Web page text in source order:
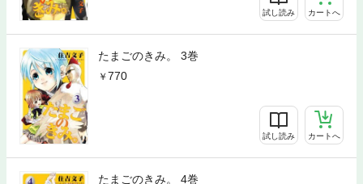
試し読み カートへ
たまごのきみ。 3巻
770
試し読み カートへ
たまごのきみ。 4巻